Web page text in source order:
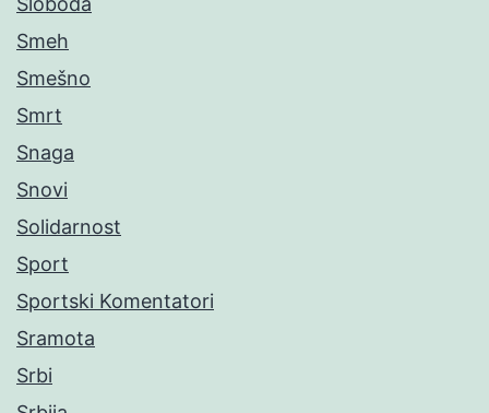
Smeh
Smešno
Smrt
Snaga
Snovi
Solidarnost
Sport
Sportski Komentatori
Sramota
Srbi